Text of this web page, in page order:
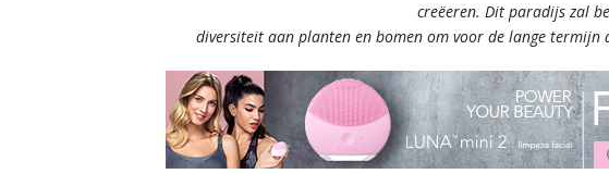
creëeren. Dit paradijs zal
diversiteit aan planten en bomen om voor de lange